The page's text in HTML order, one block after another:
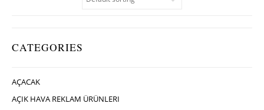
CATEGORIES
AÇACAK
AÇIK HAVA REKLAM ÜRÜNLERI